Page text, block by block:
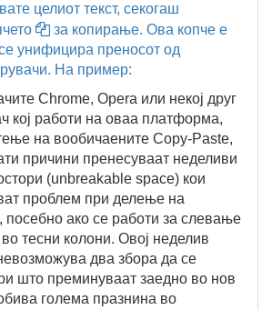
целиот текст, секогаш
за копирање. Ова копче е
унифицира преносот од
На пример:
Chrome, Opera или некој друг
кој работи на оваа платформа,
на вообичаените Copy-Paste,
причини пренесуваат неделиви
(unbreakable space) кои
проблем при делење на
посебно ако се работи за слевање
во тесни колони. Овој неделив
два збора да се
што преминуваат заедно во нов
голема празнина во